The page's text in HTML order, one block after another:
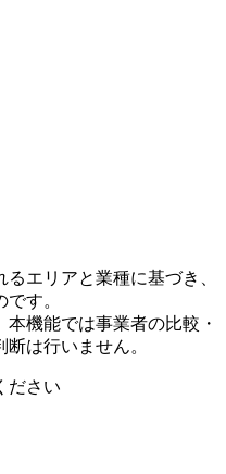
エリアと業種に基づき、
す。
機能では事業者の比較・
は行いません。
ださい